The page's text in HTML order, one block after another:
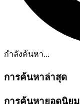
กำลังค้นหา...
การค้นหาล่าสุด
การค้นหายอดนิยม